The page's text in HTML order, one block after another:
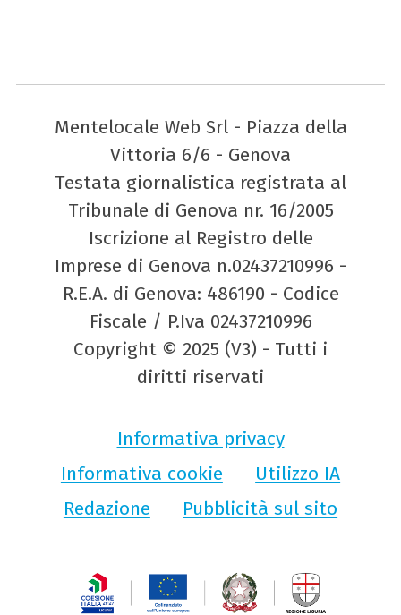
Mentelocale Web Srl - Piazza della
Vittoria 6/6 - Genova
Testata giornalistica registrata al
Tribunale di Genova nr. 16/2005
Iscrizione al Registro delle
Imprese di Genova n.02437210996 -
R.E.A. di Genova: 486190 - Codice
Fiscale / P.Iva 02437210996
Copyright © 2025 (V3) - Tutti i
diritti riservati
Informativa privacy
Informativa cookie
Utilizzo IA
Redazione
Pubblicità sul sito